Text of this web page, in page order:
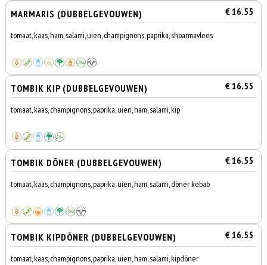
MARMARIS (DUBBELGEVOUWEN) € 16.55
tomaat, kaas, ham, salami, uien, champignons, paprika, shoarmavlees
TOMBIK KIP (DUBBELGEVOUWEN) € 16.55
tomaat, kaas, champignons, paprika, uien, ham, salami, kip
TOMBIK DÖNER (DUBBELGEVOUWEN) € 16.55
tomaat, kaas, champignons, paprika, uien, ham, salami, döner kebab
TOMBIK KIPDÖNER (DUBBELGEVOUWEN) € 16.55
tomaat, kaas, champignons, paprika, uien, ham, salami, kipdöner